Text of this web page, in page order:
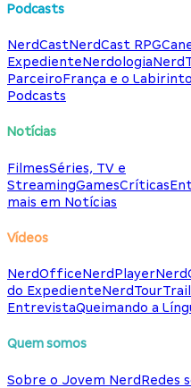
Podcasts
NerdCastNerdCast RPG
ExpedienteNerdologia
ParceiroFrança e o Labirinto
Podcasts
Notícias
FilmesSéries, TV e
StreamingGamesCríticas
mais em Notícias
Vídeos
NerdOfficeNerdPlayer
do ExpedienteNerdTour
EntrevistaQueimando a
Quem somos
Sobre o Jovem NerdRedes